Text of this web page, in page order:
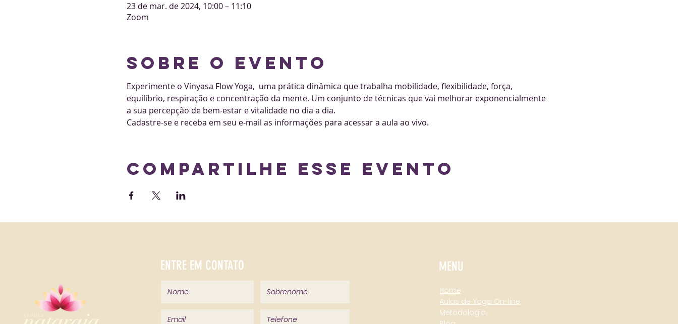
23 de mar. de 2024, 10:00 – 11:10
Zoom
Sobre o evento
Experimente o Vinyasa Flow Yoga,  uma prática dinâmica que trabalha mobilidade, flexibilidade, força,
equilíbrio, respiração e concentração da mente. Um conjunto de técnicas que vai melhorar exponencialmente
a sua percepção de bem-estar e vitalidade no dia a dia.
Cadastre-se e receba em seu e-mail as informações para acessar a aula ao vivo.
Compartilhe esse evento
ENTRE EM CONTATO MENU
Home
Aulas de Yoga On-line
Metodologia